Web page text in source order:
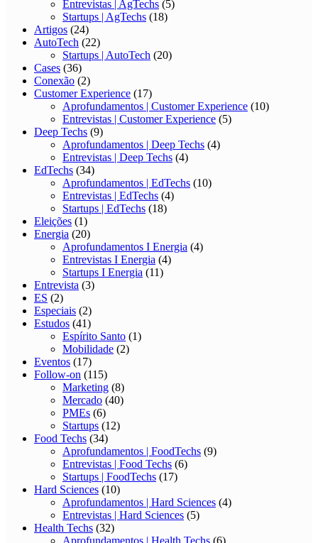
Entrevistas | AgTechs (5)
Startups | AgTechs (18)
Artigos (24)
AutoTech (22)
Startups | AutoTech (20)
Cases (36)
Conexão (2)
Customer Experience (17)
Aprofundamentos | Customer Experience (10)
Entrevistas | Customer Experience (5)
Deep Techs (9)
Aprofundamentos | Deep Techs (4)
Entrevistas | Deep Techs (4)
EdTechs (34)
Aprofundamentos | EdTechs (10)
Entrevistas | EdTechs (4)
Startups | EdTechs (18)
Eleições (1)
Energia (20)
Aprofundamentos I Energia (4)
Entrevistas I Energia (4)
Startups I Energia (11)
Entrevista (3)
ES (2)
Especiais (2)
Estudos (41)
Espírito Santo (1)
Mobilidade (2)
Eventos (17)
Follow-on (115)
Marketing (8)
Mercado (40)
PMEs (6)
Startups (12)
Food Techs (34)
Aprofundamentos | FoodTechs (9)
Entrevistas | Food Techs (6)
Startups | FoodTechs (17)
Hard Sciences (10)
Aprofundamentos | Hard Sciences (4)
Entrevistas | Hard Sciences (5)
Health Techs (32)
Aprofundamentos | Health Techs (6)